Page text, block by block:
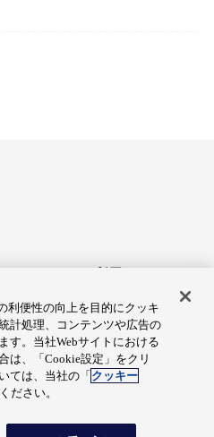
Cookie設定
Co., Ltd.
利便性の向上を目的にクッキ
計処理、コンテンツや広告の
す。当社Webサイトにおける
は、「Cookie設定」をクリ
ては、当社の「 クッキー
ださい。